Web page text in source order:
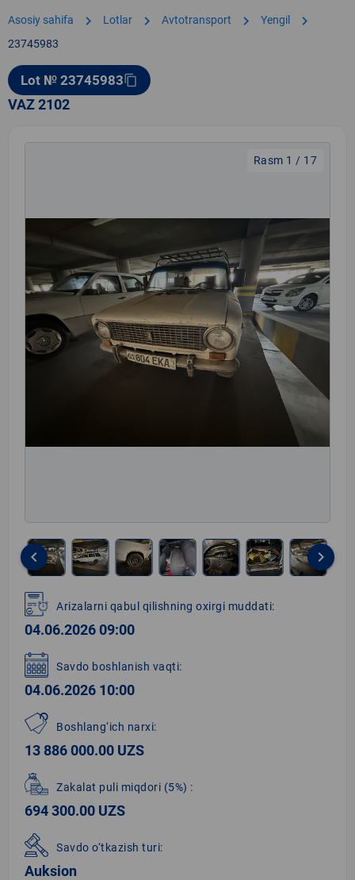
Asosiy sahifa chevron_right Lotlar chevron_right Avtotransport chevron_right Yengil chevron_right
23745983
Lot № 23745983content_copy
VAZ 2102
Rasm 1 / 17
1
of
17
keyboard_arrow_left keyboard_arrow_right
Arizalarni qabul qilishning oxirgi muddati:
04.06.2026 09:00
Savdo boshlanish vaqti:
04.06.2026 10:00
Boshlang‘ich narxi:
13 886 000.00 UZS
Zakalat puli miqdori (5%) :
694 300.00 UZS
Savdo o‘tkazish turi:
Auksion